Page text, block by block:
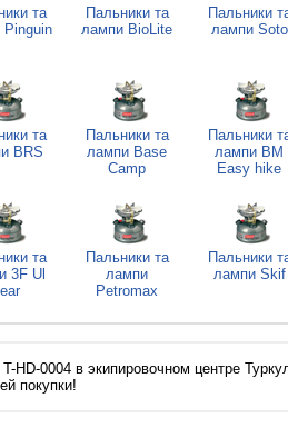
та
Пальники та
лампи BioLite
Пальники
лампи Soto
та
BRS
Пальники та
лампи Base
Camp
Пальники
лампи BM
Easy hike
та
3F Ul
Пальники та
лампи
Petromax
Пальники
лампи Skif
HD-0004 в экипировочном центре
покупки!